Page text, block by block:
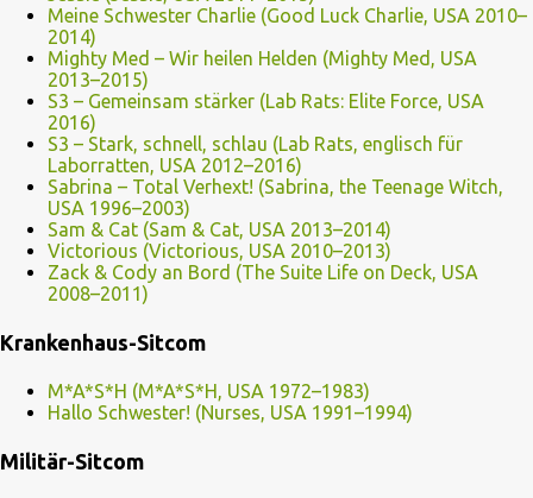
Meine Schwester Charlie (Good Luck Charlie, USA 2010–
2014)
Mighty Med – Wir heilen Helden (Mighty Med, USA
2013–2015)
S3 – Gemeinsam stärker (Lab Rats: Elite Force, USA
2016)
S3 – Stark, schnell, schlau (Lab Rats, englisch für
Laborratten, USA 2012–2016)
Sabrina – Total Verhext! (Sabrina, the Teenage Witch,
USA 1996–2003)
Sam & Cat (Sam & Cat, USA 2013–2014)
Victorious (Victorious, USA 2010–2013)
Zack & Cody an Bord (The Suite Life on Deck, USA
2008–2011)
Krankenhaus-Sitcom
M*A*S*H (M*A*S*H, USA 1972–1983)
Hallo Schwester! (Nurses, USA 1991–1994)
Militär-Sitcom